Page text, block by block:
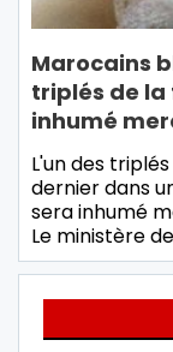
Marocains
triplés de la
inhumé
L'un des
dernier dans
sera inhumé
Le ministère